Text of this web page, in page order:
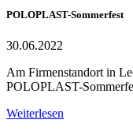
POLOPLAST-Sommerfest
30.06.2022
Am Firmenstandort in
POLOPLAST-
Weiterlesen